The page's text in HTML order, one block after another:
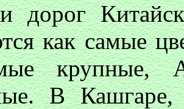
дорог
как самые
крупные,
В Кашгаре,